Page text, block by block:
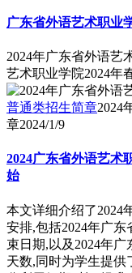
广东省外语艺术职业
2024年广东省外语艺
艺术职业学院2024年
普通类招生简章2024
章2024/1/9
2024广东省外语艺术
始
本文详细介绍了2024
安排,包括2024年广
束日期,以及2024年
天数,同时为学生提供